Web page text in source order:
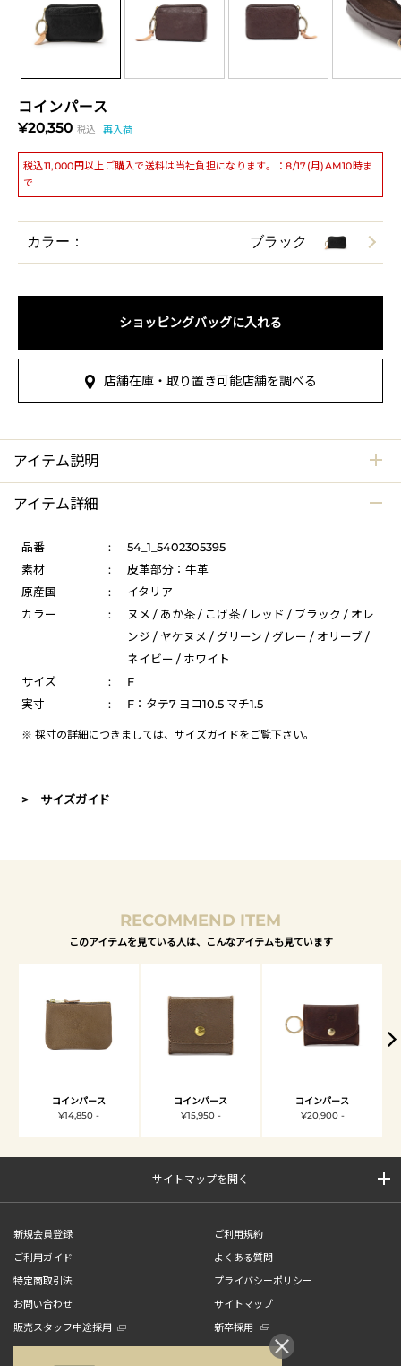
コインパース
¥20,350 税込 再入荷
税込11,000円以上ご購入で送料は当社負担になります。：8/17(月)AM10時ま
で
カラー： ブラック
ショッピングバッグに入れる
店舗在庫・取り置き可能店舗を調べる
アイテム説明
アイテム詳細
品番 :
54_1_5402305395
素材
:
皮革部分：牛革
原産国
:
イタリア
カラー
:
ヌメ / あか茶 / こげ茶 / レッド / ブラック / オレ
ンジ / ヤケヌメ / グリーン / グレー / オリーブ /
ネイビー / ホワイト
サイズ
:
F
実寸
: F：タテ7 ヨコ10.5 マチ1.5
※ 採寸の詳細につきましては、 サイズガイドをご覧下さい。
> サイズガイド
RECOMMEND ITEM
このアイテムを見ている人は、こんなアイテムも見ています
コインパース
¥14,850 -
コインパース
¥15,950 -
コインパース
¥20,900 -
サイトマップを開く
新規会員登録
ご利用規約
ご利用ガイド
よくある質問
特定商取引法
プライバシーポリシー
お問い合わせ
サイトマップ
販売スタッフ中途採用
新卒採用